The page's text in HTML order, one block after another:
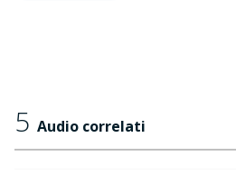
5 Audio correlati